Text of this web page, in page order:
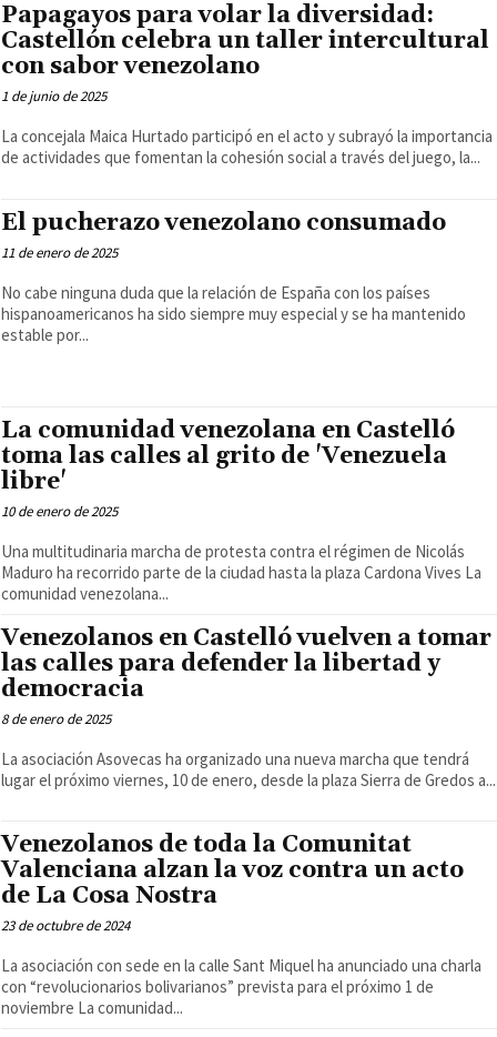
Papagayos para volar la diversidad:
Castellón celebra un taller intercultural
con sabor venezolano
1 de junio de 2025
La concejala Maica Hurtado participó en el acto y subrayó la importancia
de actividades que fomentan la cohesión social a través del juego, la...
El pucherazo venezolano consumado
11 de enero de 2025
No cabe ninguna duda que la relación de España con los países
hispanoamericanos ha sido siempre muy especial y se ha mantenido
estable por...
La comunidad venezolana en Castelló
toma las calles al grito de 'Venezuela
libre'
10 de enero de 2025
Una multitudinaria marcha de protesta contra el régimen de Nicolás
Maduro ha recorrido parte de la ciudad hasta la plaza Cardona Vives La
comunidad venezolana...
Venezolanos en Castelló vuelven a tomar
las calles para defender la libertad y
democracia
8 de enero de 2025
La asociación Asovecas ha organizado una nueva marcha que tendrá
lugar el próximo viernes, 10 de enero, desde la plaza Sierra de Gredos a...
Venezolanos de toda la Comunitat
Valenciana alzan la voz contra un acto
de La Cosa Nostra
23 de octubre de 2024
La asociación con sede en la calle Sant Miquel ha anunciado una charla
con “revolucionarios bolivarianos” prevista para el próximo 1 de
noviembre La comunidad...